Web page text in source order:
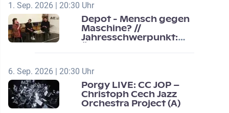
1. Sep. 2026 | 20:30 Uhr
Depot - Mensch gegen
Maschine? //
Jahresschwerpunkt:
6. Sep. 2026 | 20:30 Uhr
Porgy LIVE: CC JOP –
Christoph Cech Jazz
Orchestra Project (A)